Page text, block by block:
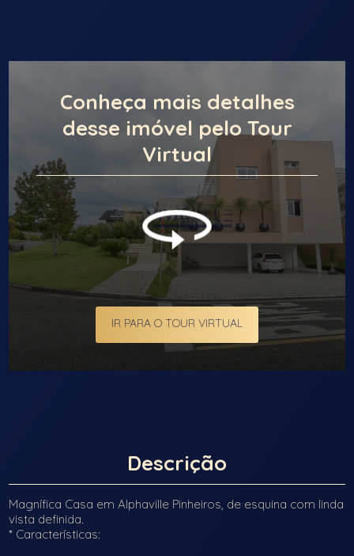
Conheça mais detalhes
desse imóvel pelo Tour
Virtual
IR PARA O TOUR VIRTUAL
Descrição
Magnífica Casa em Alphaville Pinheiros, de esquina com linda
vista definida.
* Características: